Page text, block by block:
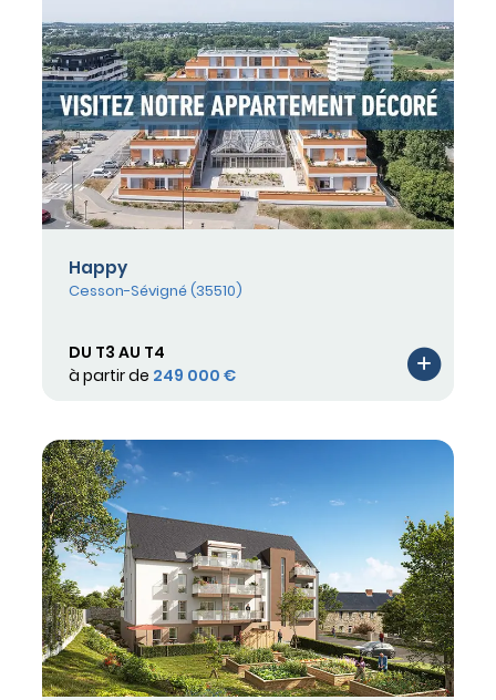
Happy
Cesson-Sévigné (35510)
DU T3 AU T4
à partir de 249 000 €